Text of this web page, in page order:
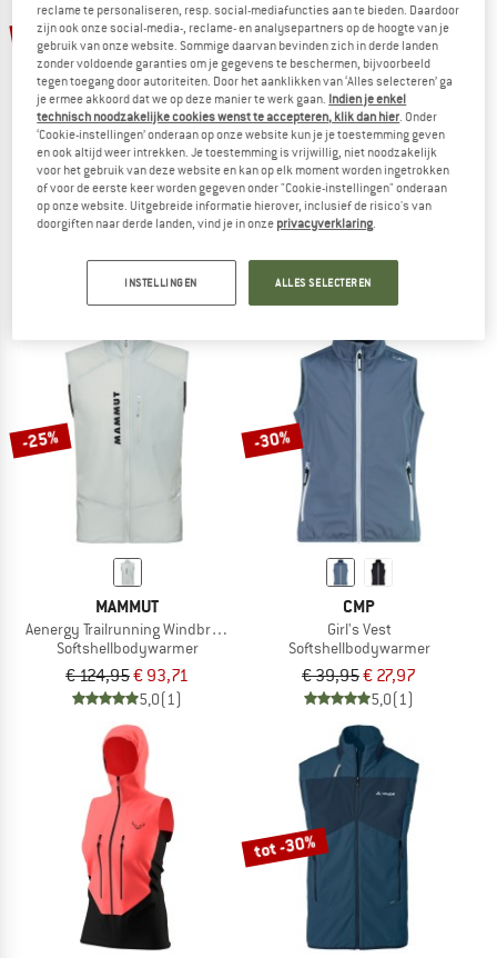
-17%
FJÄLLRÄVEN
Reporter Lite Vest
€ 179,95
5,0(8)
-25%
CMP
Light Softshell Vest
-25%
MAMMUT
Aenergy Trailrunning Windbreaker Hybrid Vest
Softshellbodywarmer
€ 124,95€ 93,71
5,0(1)
-30%
CMP
Girl's Vest
Softshellbodywarmer
€ 39,95€ 27,97
5,0(1)
tot -30%
reclame te personaliseren, resp. social-mediafuncties aan te bieden. Daardoor
zijn ook onze social-media-, reclame- en analysepartners op de hoogte van je
gebruik van onze website. Sommige daarvan bevinden zich in derde landen
zonder voldoende garanties om je gegevens te beschermen, bijvoorbeeld
tegen toegang door autoriteiten. Door het aanklikken van ‘Alles selecteren’ ga
je ermee akkoord dat we op deze manier te werk gaan. Indien je enkel
technisch noodzakelijke cookies wenst te accepteren, klik dan hier. Onder
‘Cookie-instellingen’ onderaan op onze website kun je je toestemming geven
en ook altijd weer intrekken. Je toestemming is vrijwillig, niet noodzakelijk
voor het gebruik van deze website en kan op elk moment worden ingetrokken
of voor de eerste keer worden gegeven onder "Cookie-instellingen" onderaan
op onze website. Uitgebreide informatie hierover, inclusief de risico's van
doorgiften naar derde landen, vind je in onze privacyverklaring.
INSTELLINGEN ALLES SELECTEREN